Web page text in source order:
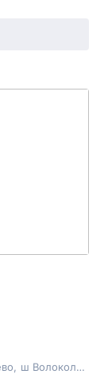
ш Волоколамское